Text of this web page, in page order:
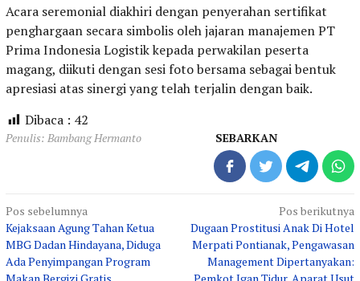
Acara seremonial diakhiri dengan penyerahan sertifikat
penghargaan secara simbolis oleh jajaran manajemen PT
Prima Indonesia Logistik kepada perwakilan peserta
magang, diikuti dengan sesi foto bersama sebagai bentuk
apresiasi atas sinergi yang telah terjalin dengan baik.
Dibaca : 42
Penulis: Bambang Hermanto SEBARKAN
Navigasi
pos
Pos sebelumnya
Kejaksaan Agung Tahan Ketua
MBG Dadan Hindayana, Diduga
Ada Penyimpangan Program
Makan Bergizi Gratis
Pos berikutnya
Dugaan Prostitusi Anak Di Hotel
Merpati Pontianak, Pengawasan
Management Dipertanyakan:
Pemkot Jgan Tidur, Aparat Usut